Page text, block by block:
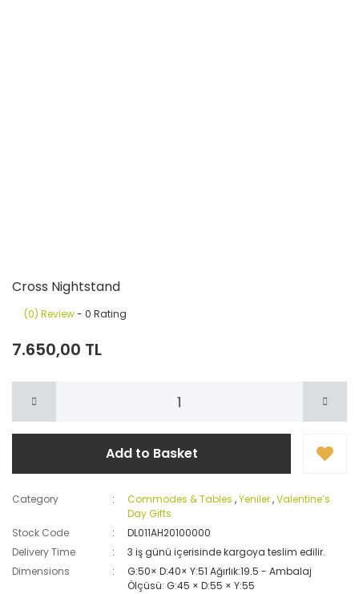
Cross Nightstand
(0) Review- 0 Rating
7.650,00 TL
Add to Basket
Category Commodes & Tables ,Yeniler,Valentine’s
Day Gifts
Stock Code
DL011AH20100000
Delivery Time
3 iş günü içerisinde kargoya teslim edilir.
Dimensions
G:50× D:40× Y:51 Ağırlık:19.5 - Ambalaj
Ölçüsü: G:45 × D:55 × Y:55